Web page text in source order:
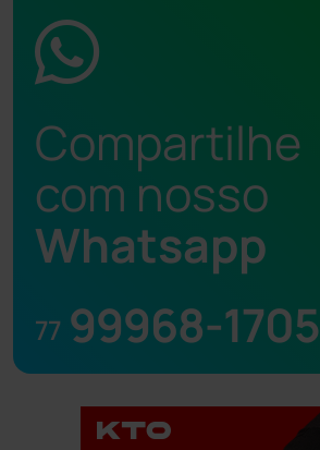
Compartilhe
com nosso
Whatsapp
77 99968-1705